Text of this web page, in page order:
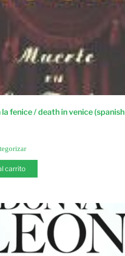
fenice / death in venice (spanish
carrito